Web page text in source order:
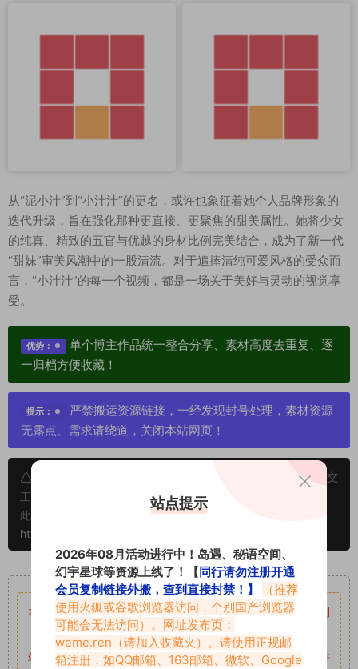
从“泥小汁”到“小汁汁”的更名，或许也象征着她个人品牌形象的
迭代升级，旨在强化那种更直接、更聚焦的甜美属性。她将少女
的纯真、精致的五官与优越的身材比例完美结合，成为了新一代
“甜妹”审美风潮中的一股清流。对于追捧清纯可爱风格的受众而
言，“小汁汁”的每一个视频，都是一场关于美好与灵动的视觉享
受。
优势：
单个博主作品统一整合分享、素材高度去重复、逐
一归档方便收藏！
提示：
严禁搬运资源链接，一经发现封号处理，素材资源
无露点、需求请绕道，关闭本站网页！
申明：本文资源均来源网友分享，若侵犯了您的权限可以提交
工单处理。
此外本文章皆属于原创文章，转载请注明出处！原文链接：
https://www.vmiba.com/18398.html
重要声明
本站资源均来自网络分享，如有侵犯你的权益请私信留言
收到
留言后，我们会第一时间进行审核后删除。
站内资源为网友个人学习或测试研究使用，未经原版权作者许
站点提示
2026年08月活动进行中！岛遇、秘语空间、
幻宇星球等资源上线了！【 同行请勿注册开通
会员复制链接外搬，查到直接封禁！】
（推荐
使用火狐或谷歌浏览器访问，个别国产浏览器
可能会无法访问）。网址发布页：
weme.ren （请加入收藏夹）。请使用正规邮
箱注册，如QQ邮箱、163邮箱、微软、Google